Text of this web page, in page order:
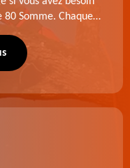
Somme. Chaque
normes en vigueur.
grâce à notre